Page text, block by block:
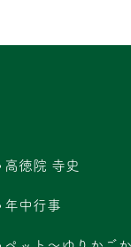
高徳院 寺史
年中行事